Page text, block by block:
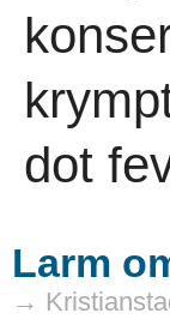
dot
Larm
→